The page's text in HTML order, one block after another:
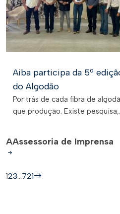
Aiba participa da 5ª
do Algodão
Por trás de cada fibra de
que produção. Existe
AAssessoria de Imprensa
123…721